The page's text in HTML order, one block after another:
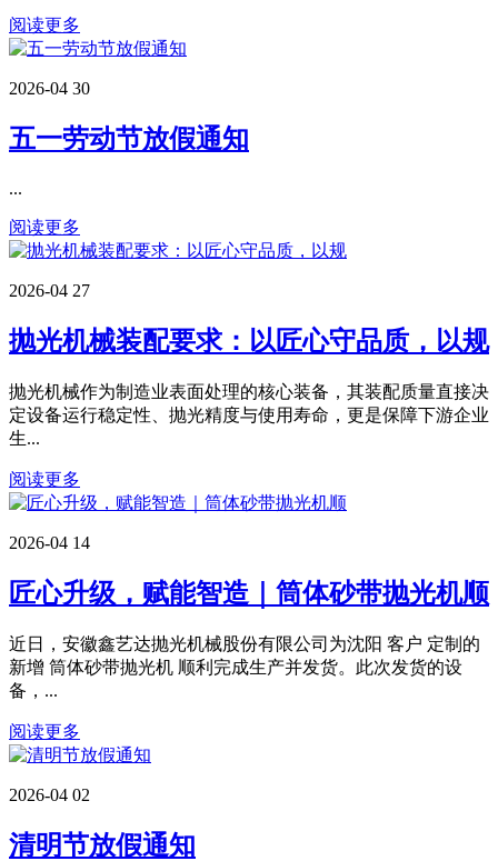
阅读更多
2026-04 30
五一劳动节放假通知
...
阅读更多
2026-04 27
抛光机械装配要求：以匠心守品质，以规
抛光机械作为制造业表面处理的核心装备，其装配质量直接决
定设备运行稳定性、抛光精度与使用寿命，更是保障下游企业
生...
阅读更多
2026-04 14
匠心升级，赋能智造｜筒体砂带抛光机顺
近日，安徽鑫艺达抛光机械股份有限公司为沈阳 客户 定制的
新增 筒体砂带抛光机 顺利完成生产并发货。此次发货的设
备，...
阅读更多
2026-04 02
清明节放假通知